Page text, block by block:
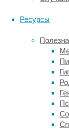
Ресурсы
swim
well.
Я
умею